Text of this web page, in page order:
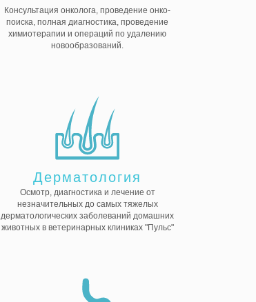
Консультация онколога, проведение онко-
поиска, полная диагностика, проведение
химиотерапии и операций по удалению
новообразований.
Дерматология
Осмотр, диагностика и лечение от
незначительных до самых тяжелых
дерматологических заболеваний домашних
животных в ветеринарных клиниках "Пульс"